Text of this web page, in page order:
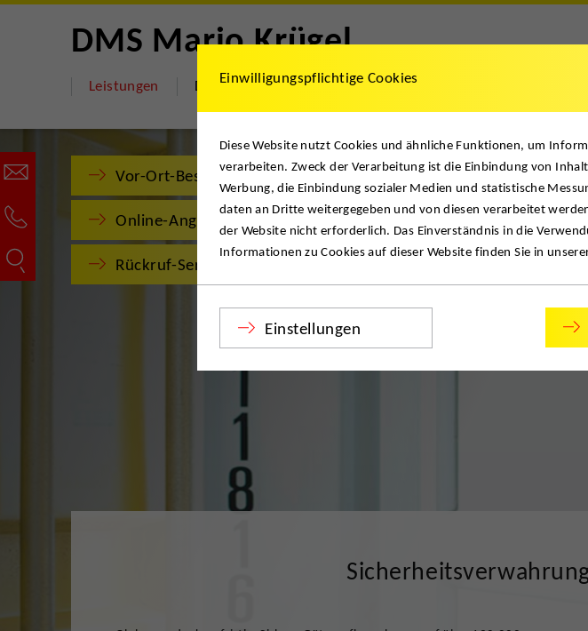
DMS Mario Krügel
Leistungen DMS Mario Krügel Hilfe & Dokumente
Vor-Ort-Besichtigung
Online-Angebot
Rückruf-Service
Einwilligungspflichtige Cookies
Diese Website nutzt Cookies und ähnliche Funktionen, um
verarbeiten. Zweck der Verarbeitung ist die Einbindung von
Werbung, die Einbindung sozialer Medien und statistische
daten an Dritte weitergegeben und von diesen verarbeitet
der Website nicht erforderlich. Das Einverständnis in die
Informationen zu Cookies auf dieser Website finden Sie in
Einstellungen